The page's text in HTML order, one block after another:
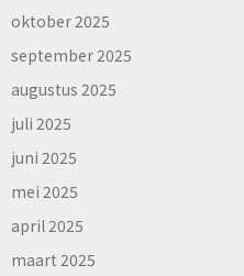
oktober 2025
september 2025
augustus 2025
juli 2025
juni 2025
mei 2025
april 2025
maart 2025